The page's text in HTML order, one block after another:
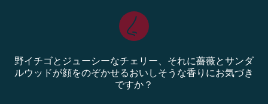
野イチゴとジューシーなチェリー、それに薔薇とサンダ
ルウッドが顔をのぞかせるおいしそうな香りにお気づき
ですか？